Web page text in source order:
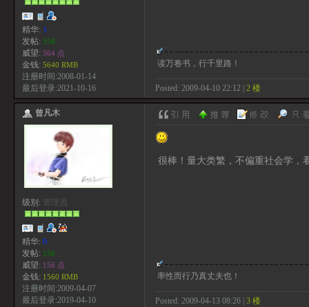
精华: 3
发帖: 558
威望: 564 点
金钱: 5640 RMB
注册时间:2008-01-14
最后登录:2021-10-16
读万卷书，行千里路！
Posted: 2009-04-10 22:12 | 2 楼
曾凡木
级别: 管理员
精华: 0
发帖: 156
威望: 156 点
金钱: 1560 RMB
注册时间:2009-04-07
最后登录:2019-04-10
很棒！量大类繁，不偏重社会学，
率性而行乃真丈夫也！
Posted: 2009-04-13 08:26 | 3 楼